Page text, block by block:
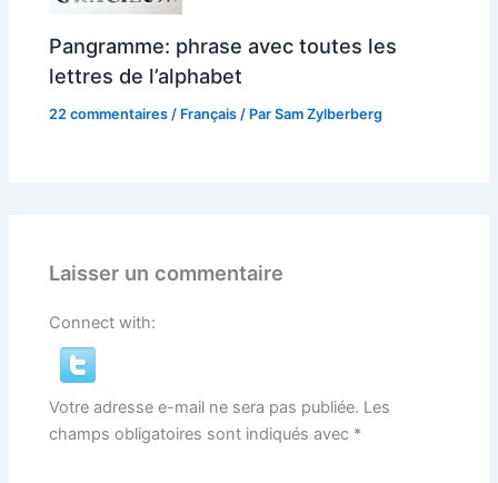
Pangramme: phrase avec toutes les
lettres de l’alphabet
22 commentaires / Français / ParSam Zylberberg
Laisser un commentaire
Connect with:
Votre adresse e-mail ne sera pas publiée. Les
champs obligatoires sont indiqués avec *